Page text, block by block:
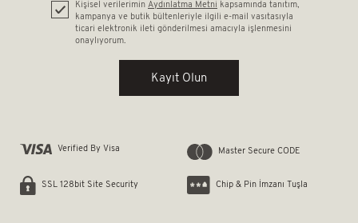
Kişisel verilerimin Aydınlatma Metni kapsamında tanıtım,
kampanya ve butik bültenleriyle ilgili e-mail vasıtasıyla
ticari elektronik ileti gönderilmesi amacıyla işlenmesini
onaylıyorum.
Kayıt Olun
Verified By Visa Master Secure CODE
SSL 128bit Site Security Chip & Pin İmzanı Tuşla